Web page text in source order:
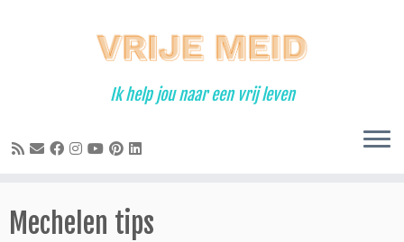
Ik help jou naar een vrij leven
Mechelen tips